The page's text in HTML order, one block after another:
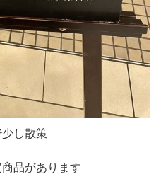
し散策
品があります